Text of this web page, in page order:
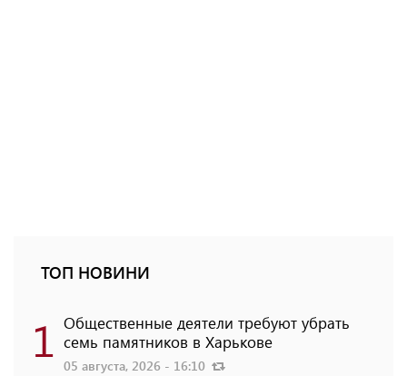
ТОП НОВИНИ
1 Общественные деятели требуют убрать
семь памятников в Харькове
05 августа, 2026 - 16:10